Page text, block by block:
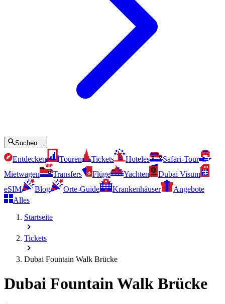
Suchen...
Entdecken Touren Tickets Hoteles
Safari-Tour
Mietwagen
Transfers Flüge Yachten
Dubai Visum
eSIM
Blog Orte-Guide Krankenhäuser
Angebote
Alles
Startseite
Tickets
Dubai Fountain Walk Brücke
Dubai Fountain Walk Brücke